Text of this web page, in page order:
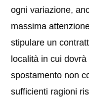
ogni variazione,
massima
stipulare un
località in cui
spostamento non
sufficienti ragioni